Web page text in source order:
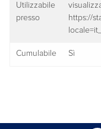
Utilizzabile
presso
https://
Cumulabile Sì